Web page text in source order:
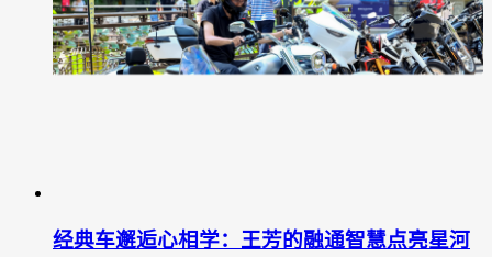
经典车邂逅心相学：王芳的融通智慧点亮星河